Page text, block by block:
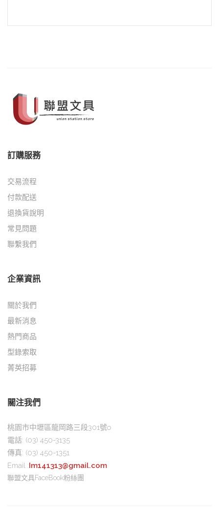
訂購服務
交易流程
付款配送
退換貨說明
常見問題
聯繫我們
企業資訊
關於我們
最新消息
熱門商品
型錄索取
菁英招募
關注我們
桃園市中壢區龍岡路三段301號o
電話: (03) 450-3135
傳真: (03) 450-1351
Email :Im141313@gmail.com
聯盟文具FaceBook粉絲團